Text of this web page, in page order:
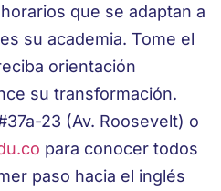
que se adaptan a
su academia. Tome el
orientación
su transformación.
23 (Av. Roosevelt) o
para conocer todos
paso hacia el inglés